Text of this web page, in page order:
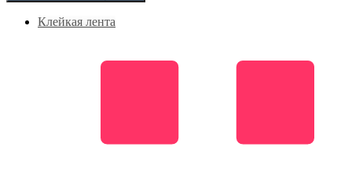
Клейкая лента